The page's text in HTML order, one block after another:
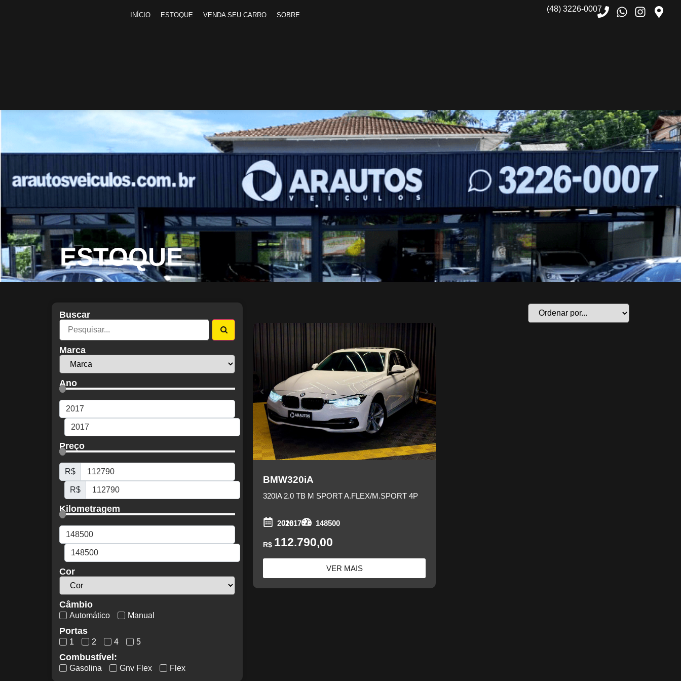
INÍCIO ESTOQUE VENDA SEU CARRO SOBRE
(48) 3226-0007
ESTOQUE
Buscar
Marca
Ano
Preço
R$
R$
Kilometragem
Cor
Câmbio
Automático Manual
Portas
1 2 4 5
Combustível:
Gasolina Gnv Flex Flex
BMW320iA
320IA 2.0 TB M SPORT A.FLEX/M.SPORT 4P
2016
/2017 148500
R$112.790,00
VER MAIS